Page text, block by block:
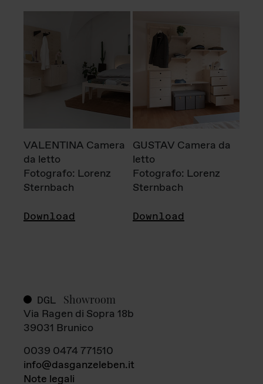
VALENTINA Camera
da letto
Fotografo: Lorenz
Sternbach
Download
GUSTAV Camera da
letto
Fotografo: Lorenz
Sternbach
Download
DGL Showroom
Via Ragen di Sopra 18b
39031 Brunico
0039 0474 771510
info@dasganzeleben.it
Note legali